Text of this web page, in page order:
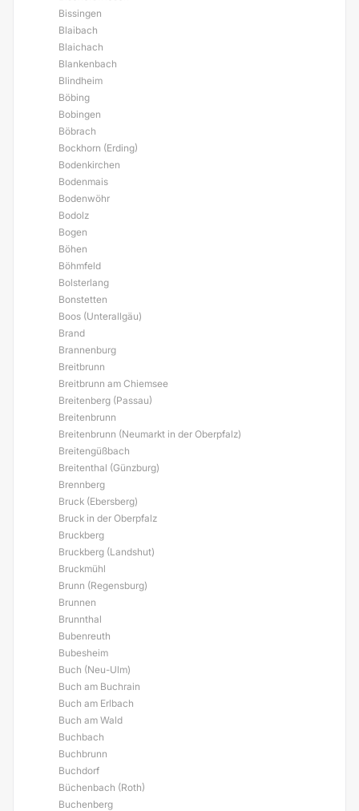
Bissingen
Blaibach
Blaichach
Blankenbach
Blindheim
Böbing
Bobingen
Böbrach
Bockhorn (Erding)
Bodenkirchen
Bodenmais
Bodenwöhr
Bodolz
Bogen
Böhen
Böhmfeld
Bolsterlang
Bonstetten
Boos (Unterallgäu)
Brand
Brannenburg
Breitbrunn
Breitbrunn am Chiemsee
Breitenberg (Passau)
Breitenbrunn
Breitenbrunn (Neumarkt in der Oberpfalz)
Breitengüßbach
Breitenthal (Günzburg)
Brennberg
Bruck (Ebersberg)
Bruck in der Oberpfalz
Bruckberg
Bruckberg (Landshut)
Bruckmühl
Brunn (Regensburg)
Brunnen
Brunnthal
Bubenreuth
Bubesheim
Buch (Neu-Ulm)
Buch am Buchrain
Buch am Erlbach
Buch am Wald
Buchbach
Buchbrunn
Buchdorf
Büchenbach (Roth)
Buchenberg